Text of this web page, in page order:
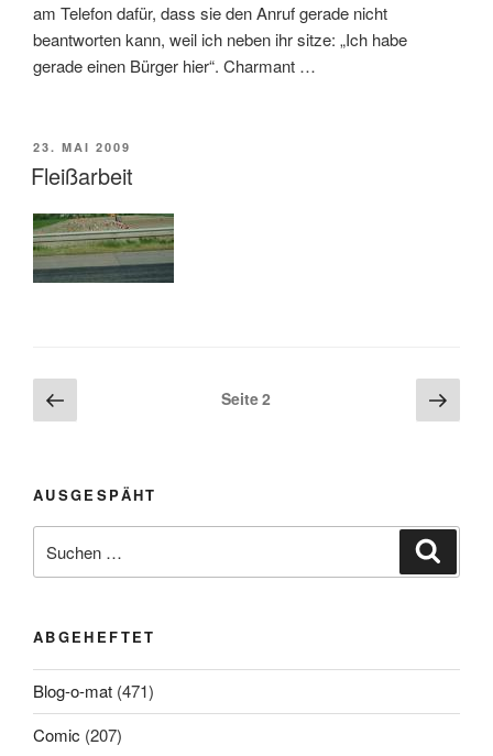
am Telefon dafür, dass sie den Anruf gerade nicht
beantworten kann, weil ich neben ihr sitze: „Ich habe
gerade einen Bürger hier“. Charmant …
VERÖFFENTLICHT
AM
23. MAI 2009
Fleißarbeit
Beitragsnavigation
Vorherige
Seite
Seite2
Seite
AUSGESPÄHT
nach:
ABGEHEFTET
Blog-o-mat (471)
Comic (207)